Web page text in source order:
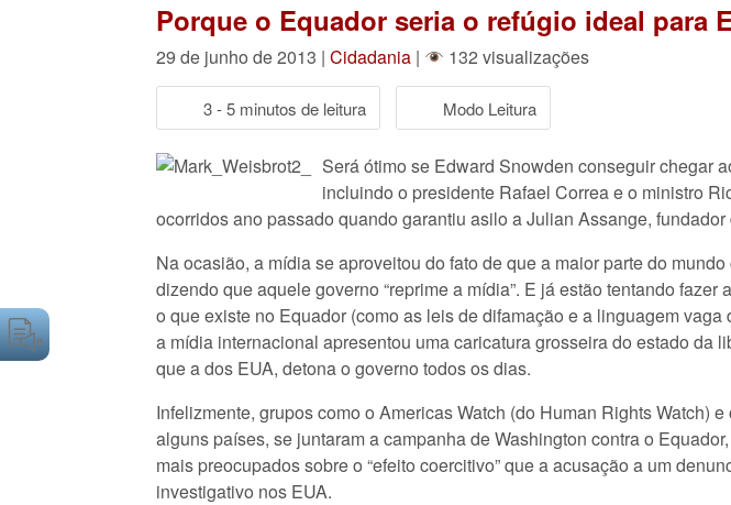
Porque o Equador seria o refúgio ideal para
29 de junho de 2013 | Cidadania | 132 visualizações
3 - 5 minutos de leitura Modo Leitura
Será ótimo se Edward Snowden conseguir chegar
incluindo o presidente Rafael Correa e o ministro
ocorridos ano passado quando garantiu asilo a Julian Assange,
Na ocasião, a mídia se aproveitou do fato de que a maior parte do
dizendo que aquele governo “reprime a mídia”. E já estão tentando
o que existe no Equador (como as leis de difamação e a linguagem
a mídia internacional apresentou uma caricatura grosseira do estado
que a dos EUA, detona o governo todos os dias.
Infelizmente, grupos como o Americas Watch (do Human Rights Watch)
alguns países, se juntaram a campanha de Washington contra o
mais preocupados sobre o “efeito coercitivo” que a acusação a um
investigativo nos EUA.